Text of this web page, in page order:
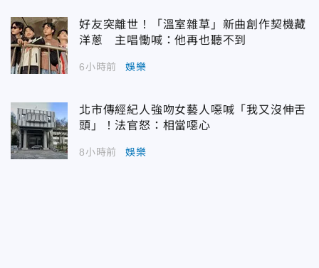
好友突離世！「溫室雜草」新曲創作契機藏
洋蔥 主唱慟喊：他再也聽不到
6小時前 娛樂
北市傳經紀人強吻女藝人噁喊「我又沒伸舌
頭」！法官怒：相當噁心
8小時前 娛樂